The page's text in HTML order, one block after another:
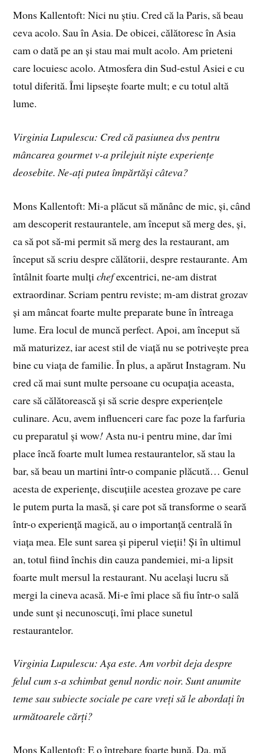
Mons Kallentoft: Nici nu știu. Cred că la Paris, să beau
ceva acolo. Sau în Asia. De obicei, călătoresc în Asia
cam o dată pe an și stau mai mult acolo. Am prieteni
care locuiesc acolo. Atmosfera din Sud-estul Asiei e cu
totul diferită. Îmi lipsește foarte mult; e cu totul altă
lume.
Virginia Lupulescu: Cred că pasiunea dvs pentru
mâncarea gourmet v-a prilejuit niște experiențe
deosebite. Ne-ați putea împărtăși câteva?
Mons Kallentoft: Mi-a plăcut să mănânc de mic, și, când
am descoperit restaurantele, am început să merg des, și,
ca să pot să-mi permit să merg des la restaurant, am
început să scriu despre călătorii, despre restaurante. Am
întâlnit foarte mulțichefexcentrici, ne-am distrat
extraordinar. Scriam pentru reviste; m-am distrat grozav
și am mâncat foarte multe preparate bune în întreaga
lume. Era locul de muncă perfect. Apoi, am început să
mă maturizez, iar acest stil de viață nu se potrivește prea
bine cu viața de familie. În plus, a apărut Instagram. Nu
cred că mai sunt multe persoane cu ocupația aceasta,
care să călătorească și să scrie despre experiențele
culinare. Acu, avem influenceri care fac poze la farfuria
cu preparatul și wow! Asta nu-i pentru mine, dar îmi
place încă foarte mult lumea restaurantelor, să stau la
bar, să beau un martini într-o companie plăcută… Genul
acesta de experiențe, discuțiile acestea grozave pe care
le putem purta la masă, și care pot să transforme o seară
într-o experiență magică, au o importanță centrală în
viața mea. Ele sunt sarea și piperul vieții! Și în ultimul
an, totul fiind închis din cauza pandemiei, mi-a lipsit
foarte mult mersul la restaurant. Nu același lucru să
mergi la cineva acasă. Mi-e îmi place să fiu într-o sală
unde sunt și necunoscuți, îmi place sunetul
restaurantelor.
Virginia Lupulescu: Așa este. Am vorbit deja despre
felul cum s-a schimbat genul nordic noir. Sunt anumite
teme sau subiecte sociale pe care vreți să le abordați în
următoarele cărți?
Mons Kallentoft: E o întrebare foarte bună. Da, mă